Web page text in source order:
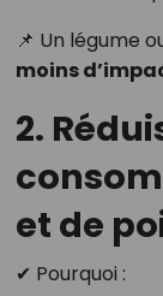
📌 Un légume
moins
2.
et de
✔ Pourquoi :